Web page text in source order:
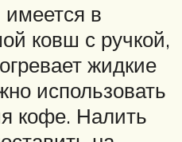
в
ковш с ручкой,
жидкие
использовать
кофе. Налить